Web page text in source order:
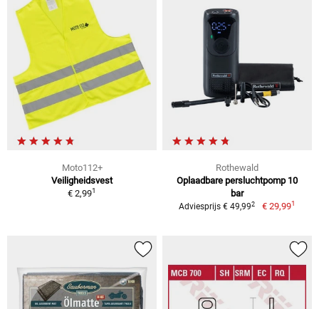
Moto112+
Veiligheidsvest
€ 2,991
Rothewald
Oplaadbare persluchtpomp 10
bar
Adviesprijs € 49,992 € 29,991